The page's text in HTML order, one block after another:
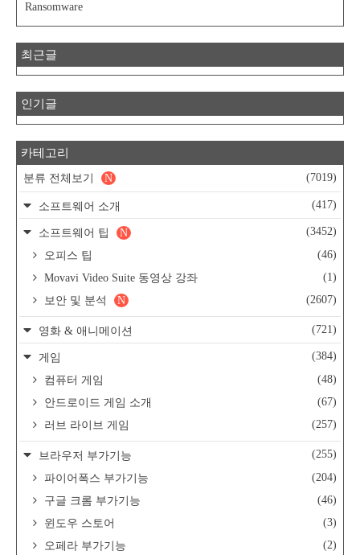
Ransomware
최근글
인기글
카테고리
분류 전체보기 (7019)
N
소프트웨어 소개 (417)
소프트웨어 팁 (3452)
N
오피스 팁
(46)
Movavi Video Suite 동영상 강좌
(1)
보안 및 분석
(2607)
N
영화 & 애니메이션 (721)
게임
(384)
컴퓨터 게임
(48)
안드로이드 게임 소개
(67)
러브 라이브 게임
(257)
브라우저 부가기능
(255)
파이어폭스 부가기능
(204)
구글 크롬 부가기능
(46)
윈도우 스토어
(3)
오페라 부가기능
(2)